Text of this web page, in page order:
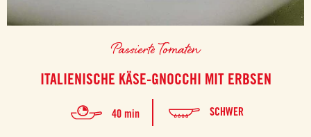
Passierte Tomaten
ITALIENISCHE KÄSE-GNOCCHI MIT ERBSEN
40 min SCHWER